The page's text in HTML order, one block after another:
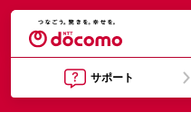
サポート